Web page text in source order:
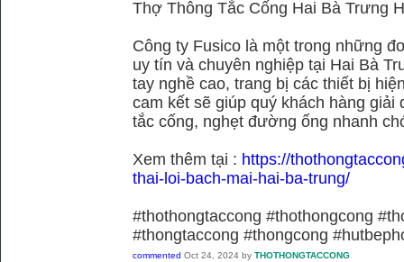
Thợ Thông Tắc Cống Hai Bà Trưng
Công ty Fusico là một trong những
uy tín và chuyên nghiệp tại Hai Bà
tay nghề cao, trang bị các thiết bị
cam kết sẽ giúp quý khách hàng
tắc cống, nghẹt đường ống nhanh
Xem thêm tại : https://
thai-loi-bach-mai-hai-ba-trung/
#thothongtaccong #thothongcong
#thongtaccong #thongcong
commented Oct 24, 2024 by THOTHONGTACCONG